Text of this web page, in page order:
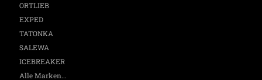
ORTLIEB
EXPED
TATONKA
SALEWA
ICEBREAKER
Alle Marken...